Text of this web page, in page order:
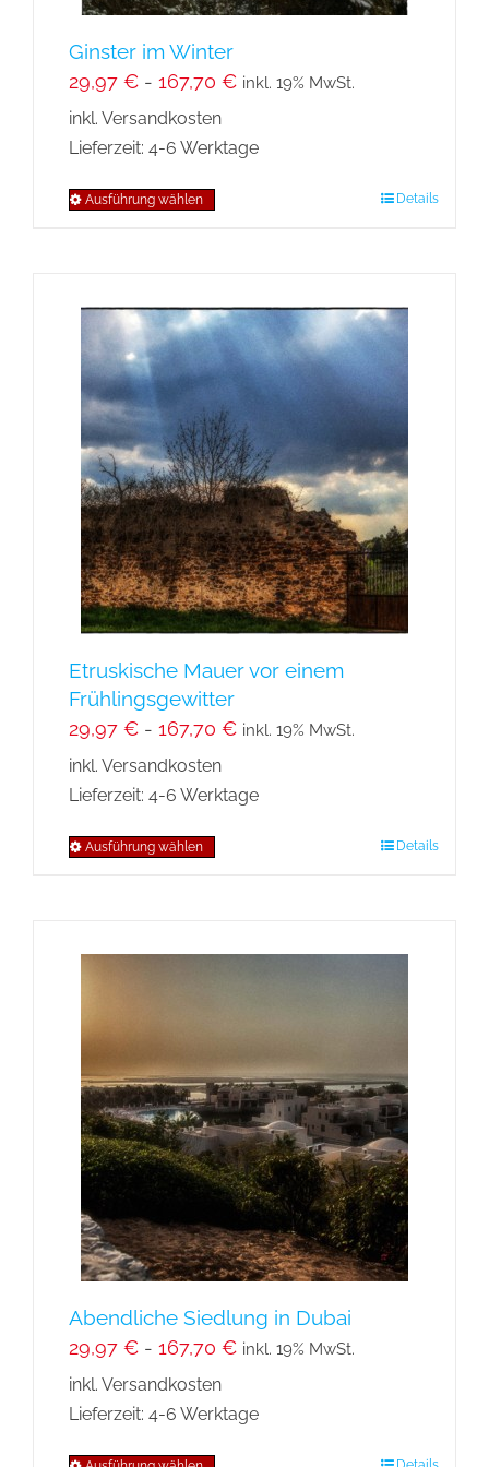
werden
Ginster im Winter
29,97 € - 167,70 € inkl. 19% MwSt.
inkl. Versandkosten
Lieferzeit: 4-6 Werktage
Ausführung wählen
mehrere
Varianten
auf.
Die
Optionen
können
auf
der
Produktseite
gewählt
werden
Details
Etruskische Mauer vor einem
Frühlingsgewitter
29,97 € - 167,70 € inkl. 19% MwSt.
inkl. Versandkosten
Lieferzeit: 4-6 Werktage
Ausführung wählen
mehrere
Optionen
können
auf
der
Produktseite
gewählt
werden
Details
Abendliche Siedlung in Dubai
29,97 € - 167,70 € inkl. 19% MwSt.
inkl. Versandkosten
Lieferzeit: 4-6 Werktage